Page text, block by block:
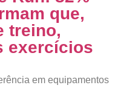
que,
treino,
exercícios
em equipamentos